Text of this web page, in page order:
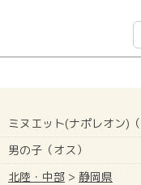
ミヌエット(ナポレオン)（
男の子（オス）
北陸・中部 > 静岡県